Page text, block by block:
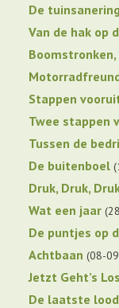
De
Van de hak op
Stappen
Twee stappen
Tussen de
De buitenboel
Druk, Druk,
Wat een jaar
De puntjes op
Achtbaan 08-
Jetzt Geht’s Los
De laatste